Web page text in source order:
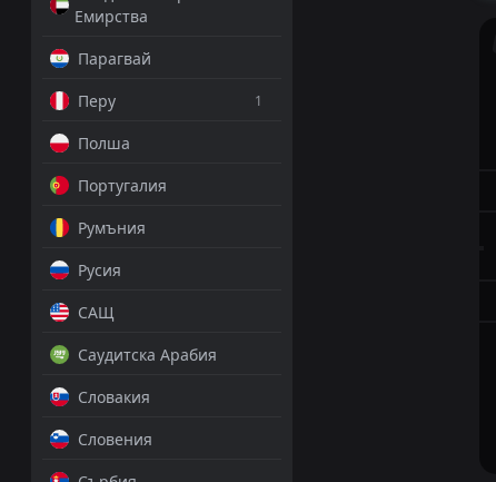
Емирства
Парагвай
Перу
1
Полша
Португалия
Румъния
Русия
САЩ
Саудитска Арабия
Словакия
Словения